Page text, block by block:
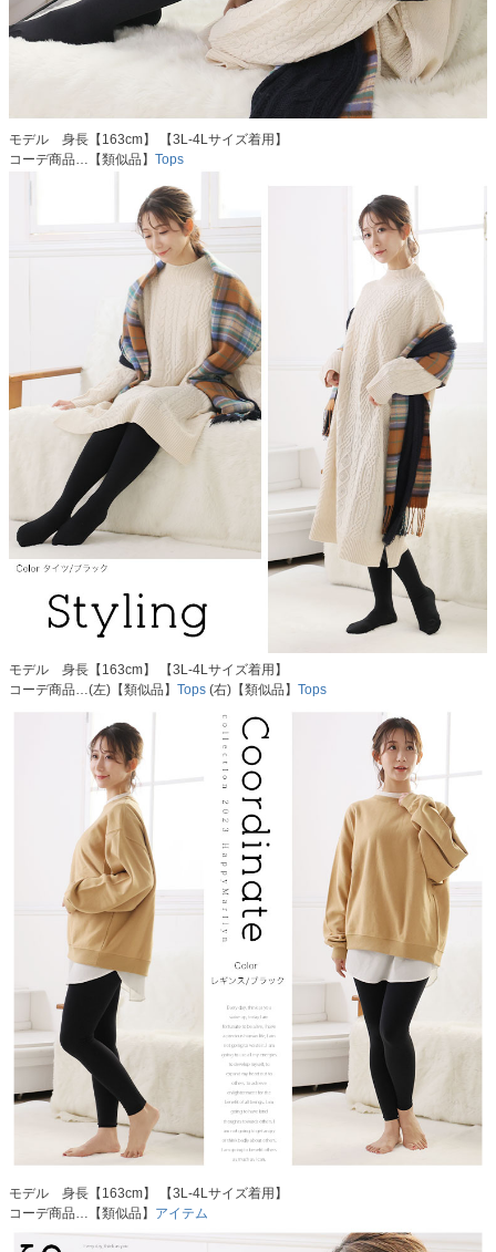
モデル 身長【163cm】 【3L-4Lサイズ着用】
コーデ商品…【類似品】 Tops
モデル 身長【163cm】 【3L-4Lサイズ着用】
コーデ商品…(左)【類似品】 Tops (右)【類似品】 Tops
モデル 身長【163cm】 【3L-4Lサイズ着用】
コーデ商品…【類似品】 アイテム